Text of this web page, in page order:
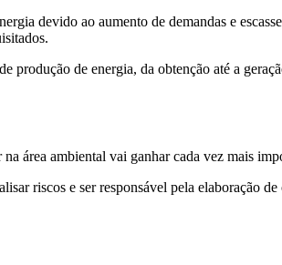
devido ao aumento de demandas e
produção de energia, da obtenção até a
na área ambiental vai ganhar cada vez mais
riscos e ser responsável pela elaboração